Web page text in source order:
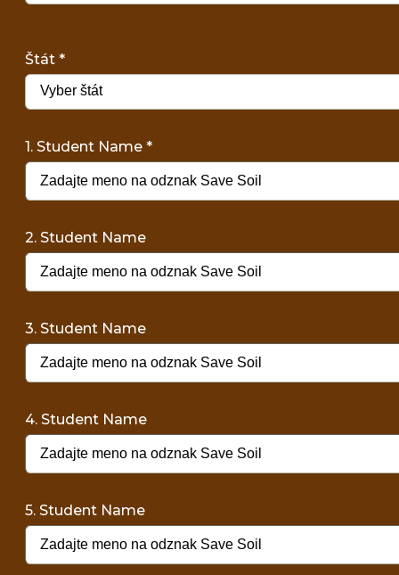
Štát *
1. Student Name *
2. Student Name
3. Student Name
4. Student Name
5. Student Name